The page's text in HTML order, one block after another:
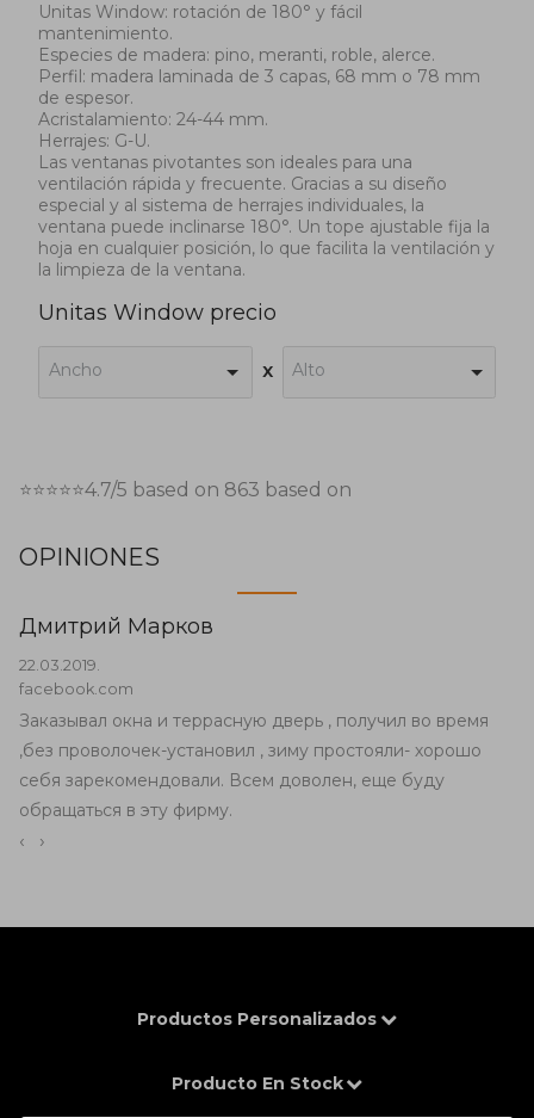
Unitas Window: rotación de 180° y fácil
mantenimiento.
Especies de madera: pino, meranti, roble, alerce.
Perfil: madera laminada de 3 capas, 68 mm o 78 mm
de espesor.
Acristalamiento: 24-44 mm.
Herrajes: G-U.
Las ventanas pivotantes son ideales para una
ventilación rápida y frecuente. Gracias a su diseño
especial y al sistema de herrajes individuales, la
ventana puede inclinarse 180°. Un tope ajustable fija la
hoja en cualquier posición, lo que facilita la ventilación y
la limpieza de la ventana.
Unitas Window precio
Ancho x Alto
⭐⭐⭐⭐⭐4.7/5 based on 863 based on
OPINIONES
Дмитрий Марков
22.03.2019.
facebook.com
Заказывал окна и террасную дверь , получил во время
,без проволочек-установил , зиму простояли- хорошо
себя зарекомендовали. Всем доволен, еще буду
обращаться в эту фирму.
‹ ›
Productos Personalizados
Producto En Stock